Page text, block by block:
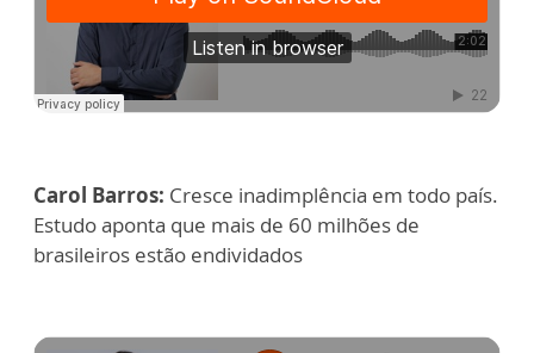
Carol Barros: Cresce inadimplência em todo país.
Estudo aponta que mais de 60 milhões de
brasileiros estão endividados